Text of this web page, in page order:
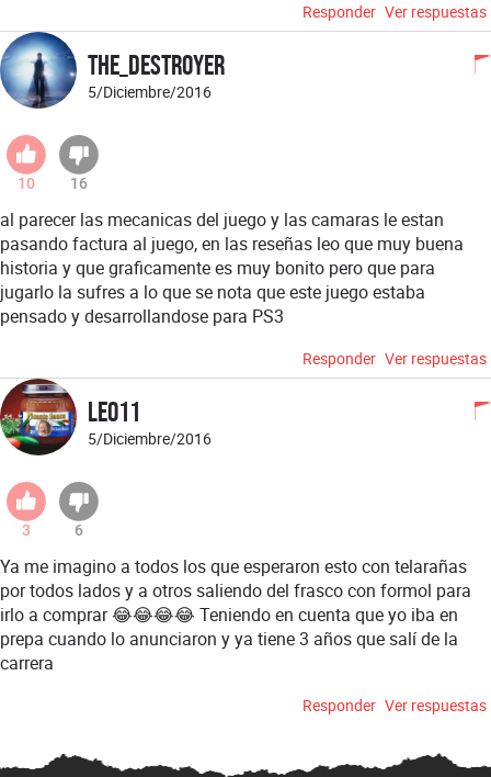
Responder Ver respuestas
The_Destroyer
5/Diciembre/2016
10 16
al parecer las mecanicas del juego y las camaras le estan
pasando factura al juego, en las reseñas leo que muy buena
historia y que graficamente es muy bonito pero que para
jugarlo la sufres a lo que se nota que este juego estaba
pensado y desarrollandose para PS3
Responder Ver respuestas
Leo11
5/Diciembre/2016
3 6
Ya me imagino a todos los que esperaron esto con telarañas
por todos lados y a otros saliendo del frasco con formol para
irlo a comprar 😂😂😂😂 Teniendo en cuenta que yo iba en
prepa cuando lo anunciaron y ya tiene 3 años que salí de la
carrera
Responder Ver respuestas